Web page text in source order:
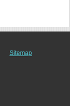
Sitemap